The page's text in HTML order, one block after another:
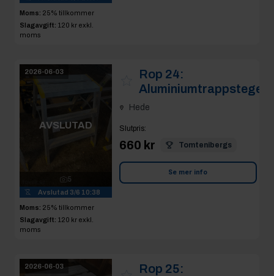
Moms: 25% tillkommer
Slagavgift: 120 kr exkl.
moms
2026-06-03
AVSLUTAD
5
Avslutad 3/6 10:38
Moms: 25% tillkommer
Slagavgift: 120 kr exkl.
moms
Rop 24:
Aluminiumtrappstege
Hede
Slutpris:
660 kr Tomtenibergs
Se mer info
2026-06-03
Rop 25: